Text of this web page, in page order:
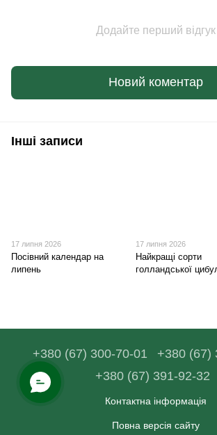
Додайте перший відгук
Новий коментар
Інші записи
17 липня 2026
Посівний календар на
липень
17 липня 2026
Найкращі сорти
голландської
+380 (67) 300-70-01
+380 (67)
+380 (67) 391-92-32
Контактна інформація
Повна версія сайту